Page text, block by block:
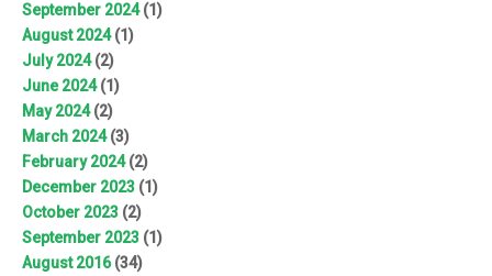
September 2024(1)
August 2024(1)
July 2024(2)
June 2024(1)
May 2024(2)
March 2024(3)
February 2024(2)
December 2023 (1)
October 2023 (2)
September 2023 (1)
August 2016(34)